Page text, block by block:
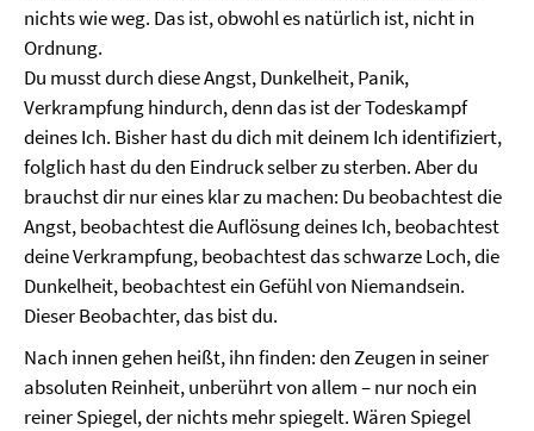
nichts wie weg. Das ist, obwohl es natürlich ist, nicht in
Ordnung.
Du musst durch diese Angst, Dunkelheit, Panik,
Verkrampfung hindurch, denn das ist der Todeskampf
deines Ich. Bisher hast du dich mit deinem Ich identifiziert,
folglich hast du den Eindruck selber zu sterben. Aber du
brauchst dir nur eines klar zu machen: Du beobachtest die
Angst, beobachtest die Auflösung deines Ich, beobachtest
deine Verkrampfung, beobachtest das schwarze Loch, die
Dunkelheit, beobachtest ein Gefühl von Niemandsein.
Dieser Beobachter, das bist du.
Nach innen gehen heißt, ihn finden: den Zeugen in seiner
absoluten Reinheit, unberührt von allem – nur noch ein
reiner Spiegel, der nichts mehr spiegelt. Wären Spiegel